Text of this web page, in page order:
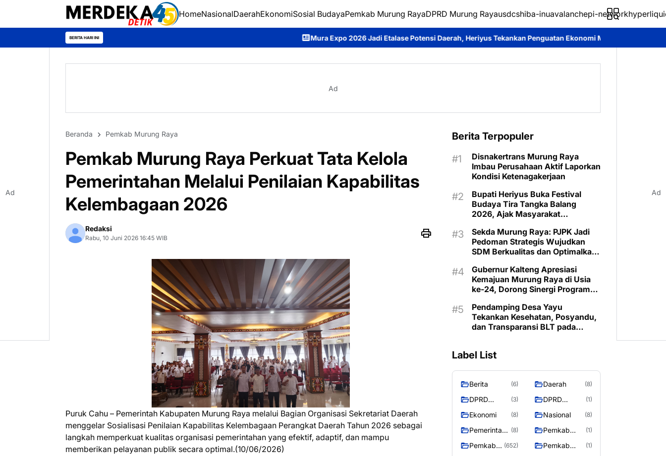
HomeNasionalDaerahEkonomiSosial BudayaPemkab Murung RayaDPRD Murung Rayausdcshiba-inuavalanchepi-network
BERITA HARI INI Mura Expo 2026 Jadi Etalase Potensi Daerah, Heriyus Tekankan Penguatan Ekonomi Masyarakat Roy Chahyadi: Mura Expo
Ad
Beranda Pemkab Murung Raya
Pemkab Murung Raya Perkuat Tata Kelola
Pemerintahan Melalui Penilaian Kapabilitas
Kelembagaan 2026
Redaksi
Rabu, 10 Juni 2026 16:45 WIB
Puruk Cahu – Pemerintah Kabupaten Murung Raya melalui Bagian Organisasi Sekretariat Daerah
menggelar Sosialisasi Penilaian Kapabilitas Kelembagaan Perangkat Daerah Tahun 2026 sebagai
langkah memperkuat kualitas organisasi pemerintahan yang efektif, adaptif, dan mampu
memberikan pelayanan publik secara optimal.(10/06/2026)
Berita Terpopuler
Disnakertrans Murung Raya
Imbau Perusahaan Aktif Laporkan
Kondisi Ketenagakerjaan
Bupati Heriyus Buka Festival
Budaya Tira Tangka Balang
2026, Ajak Masyarakat
Sekda Murung Raya: PJPK Jadi
Pedoman Strategis Wujudkan
SDM Berkualitas dan Optimalkan
Gubernur Kalteng Apresiasi
Kemajuan Murung Raya di Usia
ke-24, Dorong Sinergi Program
Pendamping Desa Yayu
Tekankan Kesehatan, Posyandu,
dan Transparansi BLT pada
Label List
Berita (6) Daerah (8)
DPRD
Raya
(3)
DPRD
RAYA
(1)
Ekonomi (8) Nasional (8)
Pemerintaha (8)
Pemkab
(1)
Pemkab
(652)
Pemkab
(1)
Ad Ad